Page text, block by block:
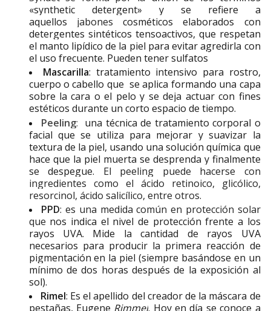
«synthetic detergent» y se refiere a
aquellos jabones cosméticos elaborados con
detergentes sintéticos tensoactivos, que respetan
el manto lipídico de la piel para evitar agredirla con
el uso frecuente. Pueden tener sulfatos
Mascarilla: tratamiento intensivo para rostro,
cuerpo o cabello que se aplica formando una capa
sobre la cara o el pelo y se deja actuar con fines
estéticos durante un corto espacio de tiempo.
Peeling: una técnica de tratamiento corporal o
facial que se utiliza para mejorar y suavizar la
textura de la piel, usando una solución química que
hace que la piel muerta se desprenda y finalmente
se despegue. El peeling puede hacerse con
ingredientes como el ácido retinoico, glicólico,
resorcinol, ácido salicílico, entre otros.
PPD: es una medida común en protección solar
que nos indica el nivel de protección frente a los
rayos UVA. Mide la cantidad de rayos UVA
necesarios para producir la primera reacción de
pigmentación en la piel (siempre basándose en un
mínimo de dos horas después de la exposición al
sol).
Rimel: Es el apellido del creador de la máscara de
pestañas, Eugene Rimmel. Hoy en día se conoce a